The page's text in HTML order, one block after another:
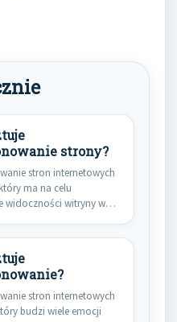
strony?
stron internetowych
ma na celu
widoczności witryny w
stron internetowych
budzi wiele emocji